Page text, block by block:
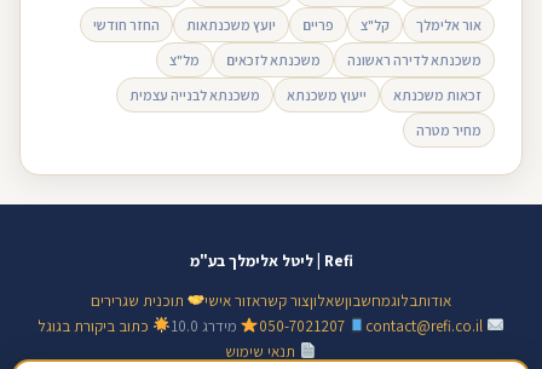
אור אלימלך
קל"צ פריים יועץ משכנתאות
החזר חודשי
משכנתא לדירה ראשונה
משכנתא לזכאים
מל"צ
זכאות משכנתא
ייעוץ משכנתא
משכנתא לבנייה עצמית
מחיר מטרה
Refi | ליטל אלימלך בע"מ
אודותבלוגמחשבוןשאלוןצור קשראזור אישי
תוכנית שגרירים
050-7021207 מידרג 10.0
כתוב ביקורת בגוגל
תנאי שימוש